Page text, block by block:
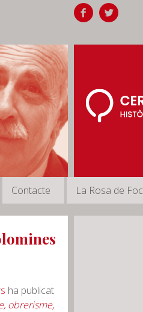
Contacte La Rosa de Foc
ha publicat
obrerisme,